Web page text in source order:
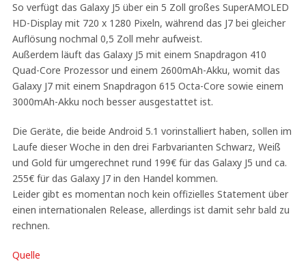
So verfügt das Galaxy J5 über ein 5 Zoll großes SuperAMOLED
HD-Display mit 720 x 1280 Pixeln, während das J7 bei gleicher
Auflösung nochmal 0,5 Zoll mehr aufweist.
Außerdem läuft das Galaxy J5 mit einem Snapdragon 410
Quad-Core Prozessor und einem 2600mAh-Akku, womit das
Galaxy J7 mit einem Snapdragon 615 Octa-Core sowie einem
3000mAh-Akku noch besser ausgestattet ist.
Die Geräte, die beide Android 5.1 vorinstalliert haben, sollen im
Laufe dieser Woche in den drei Farbvarianten Schwarz, Weiß
und Gold für umgerechnet rund 199€ für das Galaxy J5 und ca.
255€ für das Galaxy J7 in den Handel kommen.
Leider gibt es momentan noch kein offizielles Statement über
einen internationalen Release, allerdings ist damit sehr bald zu
rechnen.
Quelle